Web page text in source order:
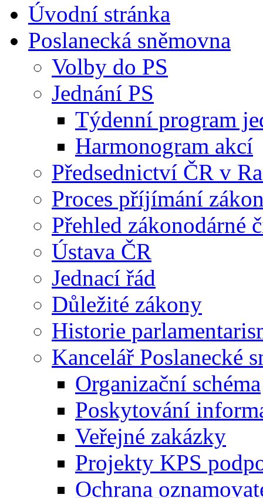
Úvodní stránka
Poslanecká sněmovna
Volby do PS
Jednání PS
Týdenní program
Harmonogram akcí
Předsednictví ČR v
Proces příjímání
Přehled zákonodárné
Ústava ČR
Jednací řád
Důležité zákony
Historie
Kancelář Poslanecké
Organizační schéma
Poskytování
Veřejné zakázky
Projekty KPS
Ochrana